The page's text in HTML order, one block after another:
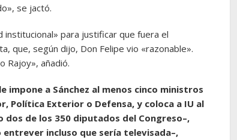
se jactó.
para justificar que fuera el
que, según dijo, Don Felipe vio «razonable».
Rajoy», añadió.
impone a Sánchez al menos cinco ministros
Política Exterior o Defensa, y coloca a IU al
de los 350 diputados del Congreso–,
incluso que sería televisada–,